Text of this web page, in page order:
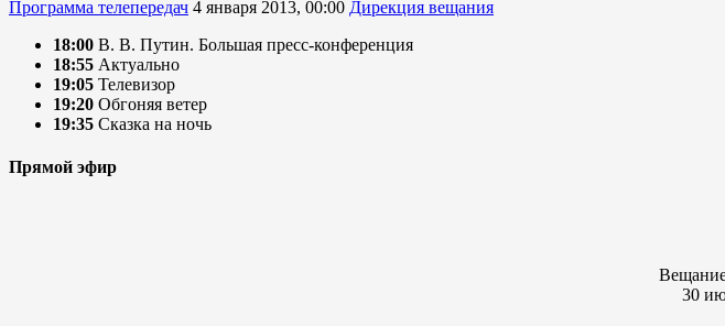
Программа телепередач 4 января 2013, 00:00 Дирекция вещания
18:00 В. В. Путин. Большая пресс-конференция
18:55 Актуально
19:05 Телевизор
19:20 Обгоняя ветер
19:35 Сказка на ночь
Прямой эфир
30